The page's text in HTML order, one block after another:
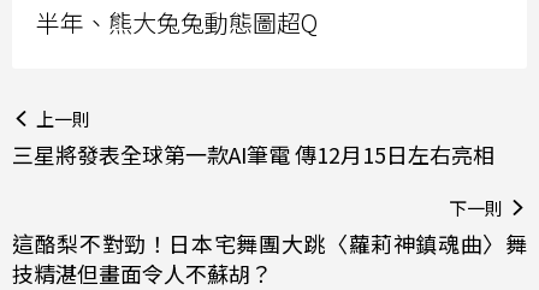
半年、熊大兔兔動態圖超Q
上一則
三星將發表全球第一款AI筆電 傳12月15日左右亮相
下一則
這酪梨不對勁！日本宅舞團大跳〈蘿莉神鎮魂曲〉舞
技精湛但畫面令人不蘇胡？